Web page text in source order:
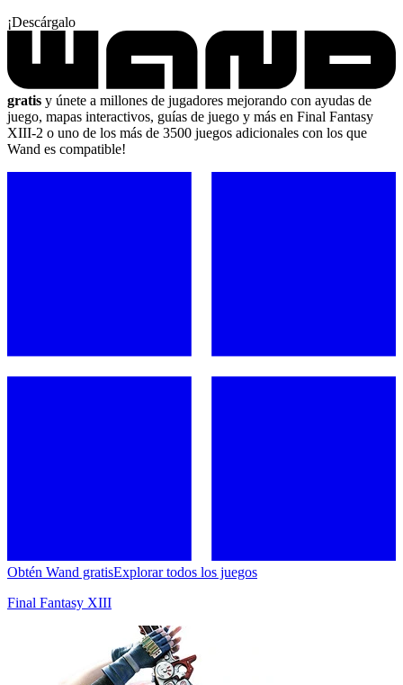
¡Descárgalo
gratis y únete a millones de jugadores mejorando con ayudas de
juego, mapas interactivos, guías de juego y más en Final Fantasy
XIII-2 o uno de los más de 3500 juegos adicionales con los que
Wand es compatible!
Obtén Wand gratisExplorar todos los juegos
Final Fantasy XIII